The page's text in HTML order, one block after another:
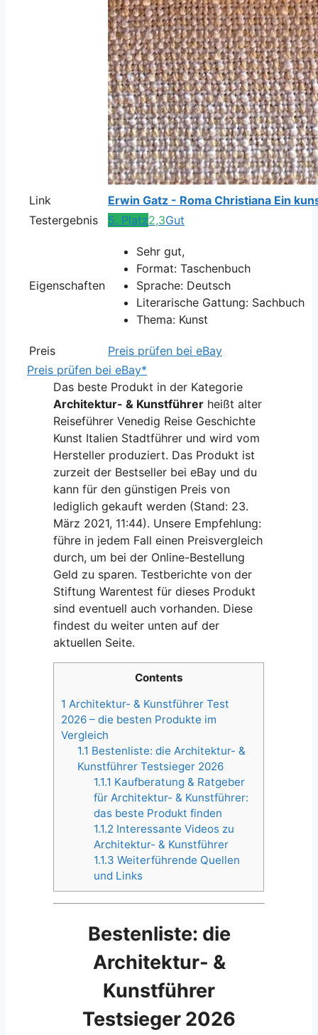
Link
Erwin Gatz - Roma Christiana Ein
Testergebnis
5. Platz2,3Gut
Eigenschaften
Sehr gut,
Format: Taschenbuch
Sprache: Deutsch
Literarische Gattung: Sachbuch
Thema: Kunst
Preis
Preis prüfen bei eBay
Preis prüfen bei eBay*
Das beste Produkt in der Kategorie
Architektur- & Kunstführer heißt alter
Reiseführer Venedig Reise Geschichte
Kunst Italien Stadtführer und wird vom
Hersteller produziert. Das Produkt ist
zurzeit der Bestseller bei eBay und du
kann für den günstigen Preis von
lediglich gekauft werden (Stand: 23.
März 2021, 11:44). Unsere Empfehlung:
führe in jedem Fall einen Preisvergleich
durch, um bei der Online-Bestellung
Geld zu sparen. Testberichte von der
Stiftung Warentest für dieses Produkt
sind eventuell auch vorhanden. Diese
findest du weiter unten auf der
aktuellen Seite.
Contents
1 Architektur- & Kunstführer Test
2026 – die besten Produkte im
Vergleich
1.1 Bestenliste: die Architektur- &
Kunstführer Testsieger 2026
1.1.1 Kaufberatung & Ratgeber
für Architektur- & Kunstführer:
das beste Produkt finden
1.1.2 Interessante Videos zu
Architektur- & Kunstführer
1.1.3 Weiterführende Quellen
und Links
Bestenliste: die
Architektur- &
Kunstführer
Testsieger 2026